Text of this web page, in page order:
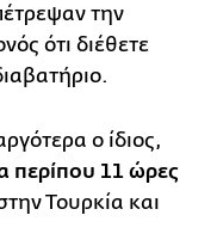
την
ότι διέθετε
ο ίδιος,
περίπου 11 ώρες
Τουρκία και